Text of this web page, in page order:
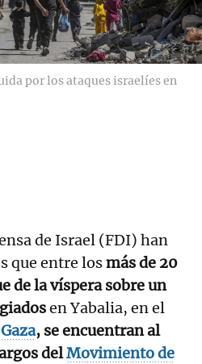
por los ataques israelíes en
de Israel (FDI) han
que entre losmás de 20
de la víspera sobre un
en Yabalia, en el
, se encuentran al
delMovimiento de